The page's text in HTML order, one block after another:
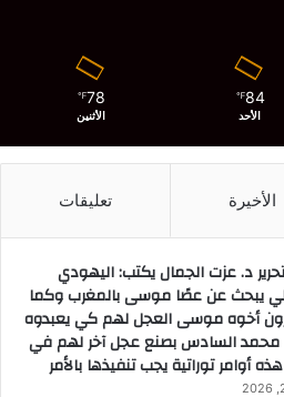
84
℉
الأحد
78
℉
الأثنين
الأخيرة تعليقات
د. عزت الجمال يكتب: اليهودي
يبحث عن عصًا موسى بالمغرب وكما
أخوه موسى العجل لهم كي يعبدوه
محمد السادس بصنع عجل آخر لهم في
أوامر توراتية يجب تنفيذها بالأمر